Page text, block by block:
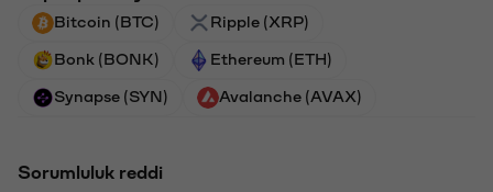
Bitcoin (BTC) Ripple (XRP)
Bonk (BONK) Ethereum (ETH)
Synapse (SYN) Avalanche (AVAX)
Sorumluluk reddi